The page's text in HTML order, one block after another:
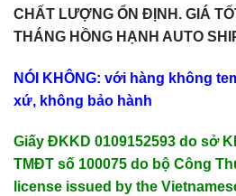
CHẤT LƯỢNG ỔN ĐỊNH. GIÁ
THÁNG HỒNG HẠNH AUTO
NÓI KHÔNG: với hàng không
xứ, không bảo hành
Giấy ĐKKD 0109152593 do sở
TMĐT số 100075 do bộ Công
license issued by the